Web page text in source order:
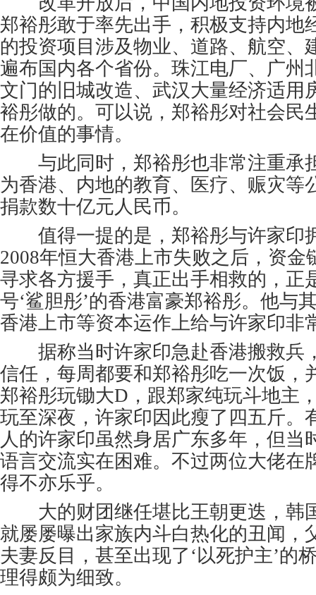
郑裕彤敢于率先出手，积极支持内地
的投资项目涉及物业、道路、航空、
遍布国内各个省份。珠江电厂、广州
文门的旧城改造、武汉大量经济适用
裕彤做的。可以说，郑裕彤对社会民
在价值的事情。
与此同时，郑裕彤也非常注重承
为香港、内地的教育、医疗、赈灾等
捐款数十亿元人民币。
值得一提的是，郑裕彤与许家印
2008年恒大香港上市失败之后，资金
寻求各方援手，真正出手相救的，正
号‘鲨胆彤’的香港富豪郑裕彤。他与
香港上市等资本运作上给与许家印非
据称当时许家印急赴香港搬救兵
信任，每周都要和郑裕彤吃一次饭，
郑裕彤玩锄大D，跟郑家纯玩斗地主
玩至深夜，许家印因此瘦了四五斤。
人的许家印虽然身居广东多年，但当
语言交流实在困难。不过两位大佬在
得不亦乐乎。
大的财团继任堪比王朝更迭，韩
就屡屡曝出家族内斗白热化的丑闻，
夫妻反目，甚至出现了‘以死护主’的
理得颇为细致。